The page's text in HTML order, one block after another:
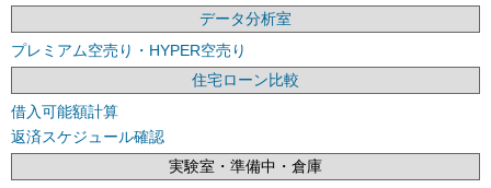
データ分析室
プレミアム空売り・HYPER空売り
住宅ローン比較
借入可能額計算
返済スケジュール確認
実験室・準備中・倉庫